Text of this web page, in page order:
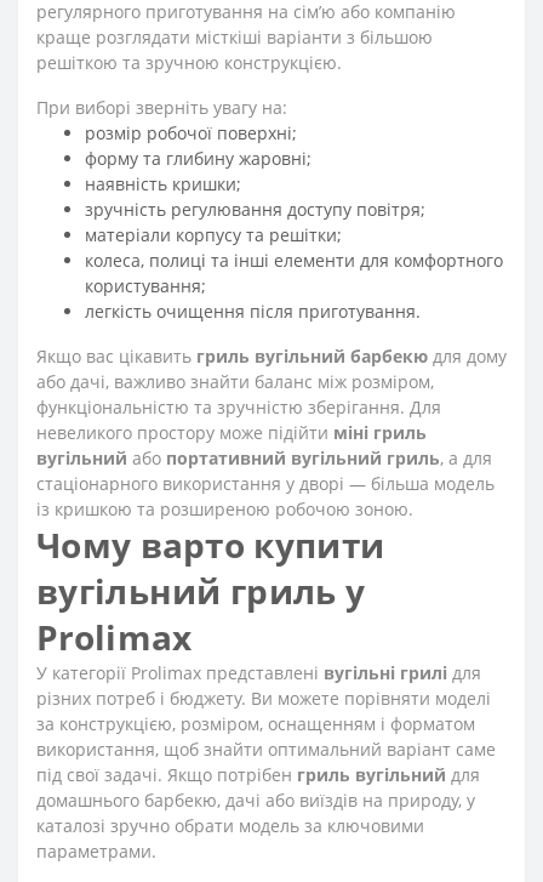
регулярного приготування на сім’ю або компанію
краще розглядати місткіші варіанти з більшою
решіткою та зручною конструкцією.
При виборі зверніть увагу на:
розмір робочої поверхні;
форму та глибину жаровні;
наявність кришки;
зручність регулювання доступу повітря;
матеріали корпусу та решітки;
колеса, полиці та інші елементи для комфортного
користування;
легкість очищення після приготування.
Якщо вас цікавить гриль вугільний барбекю для дому
або дачі, важливо знайти баланс між розміром,
функціональністю та зручністю зберігання. Для
невеликого простору може підійти міні гриль
вугільний або портативний вугільний гриль, а для
стаціонарного використання у дворі — більша модель
із кришкою та розширеною робочою зоною.
Чому варто купити
вугільний гриль у
Prolimax
У категорії Prolimax представлені вугільні грилі для
різних потреб і бюджету. Ви можете порівняти моделі
за конструкцією, розміром, оснащенням і форматом
використання, щоб знайти оптимальний варіант саме
під свої задачі. Якщо потрібен гриль вугільний для
домашнього барбекю, дачі або виїздів на природу, у
каталозі зручно обрати модель за ключовими
параметрами.